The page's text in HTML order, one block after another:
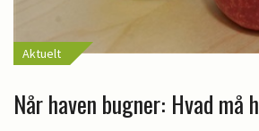
Aktuelt
Når haven bugner: Hvad må